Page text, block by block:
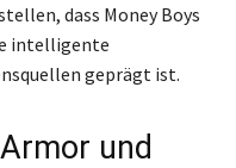
dass Money Boys
intelligente
geprägt ist.
und